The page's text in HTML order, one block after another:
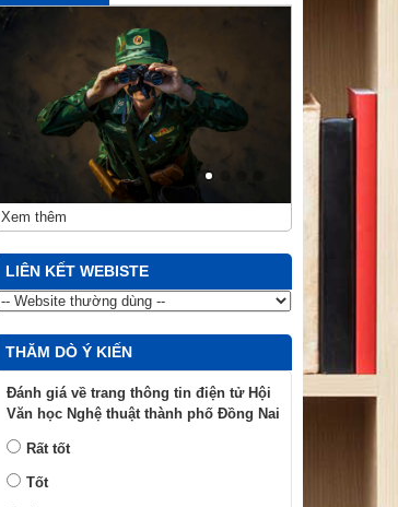
Xem thêm
LIÊN KẾT WEBISTE
THĂM DÒ Ý KIẾN
Đánh giá về trang thông tin điện tử Hội
Văn học Nghệ thuật thành phố Đồng Nai
Rất tốt
Tốt